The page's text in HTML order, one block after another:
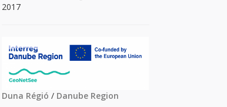
2017
Duna Régió / Danube Region